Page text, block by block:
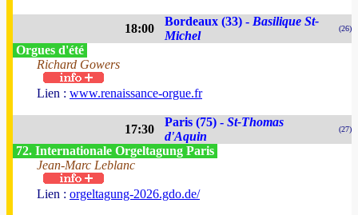
18:00
Bordeaux (33) - Basilique St-
Michel
(26)
Orgues d'été
Richard Gowers
Lien : www.renaissance-orgue.fr
17:30
Paris (75) - St-Thomas
d'Aquin
(27)
72. Internationale Orgeltagung Paris
Jean-Marc Leblanc
Lien : orgeltagung-2026.gdo.de/